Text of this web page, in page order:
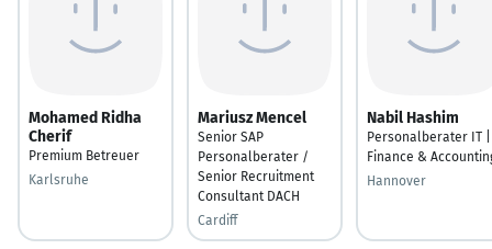
Mohamed Ridha
Cherif
Premium Betreuer
Karlsruhe
Mariusz Mencel
Senior SAP
Personalberater /
Senior Recruitment
Consultant DACH
Cardiff
Nabil Hashim
Personalberater IT |
Finance &
Hannover